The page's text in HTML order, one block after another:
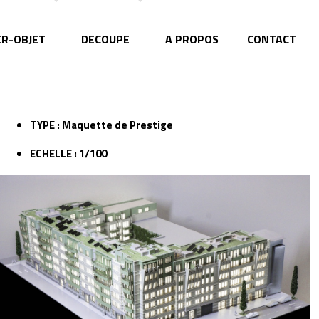
OBJET DECOUPE A PROPOS CONTACT
TYPE : Maquette de Prestige
ECHELLE : 1/100